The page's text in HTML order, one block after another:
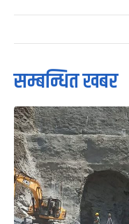
सम्बन्धित खबर